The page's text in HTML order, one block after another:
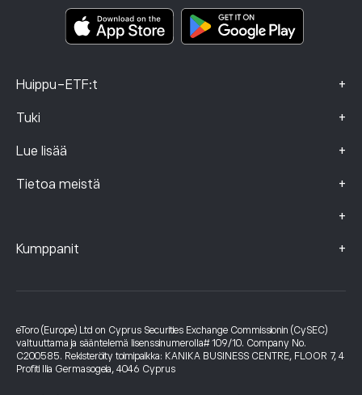
Huippu-ETF:t +
Tuki +
Lue lisää +
Tietoa meistä +
+
Valitustiedot (FCA-asiakkaat)
Kumppanit +
eToro (Europe) Ltd on Cyprus Securities Exchange Commissionin (CySEC)
valtuuttama ja sääntelemä lisenssinumerolla# 109/10. Company No.
C200585. Rekisteröity toimipaikka: KANIKA BUSINESS CENTRE, FLOOR 7, 4
Profiti Ilia Germasogeia, 4046 Cyprus